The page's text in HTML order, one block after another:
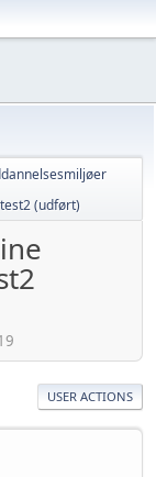
(udført)
USER ACTIONS